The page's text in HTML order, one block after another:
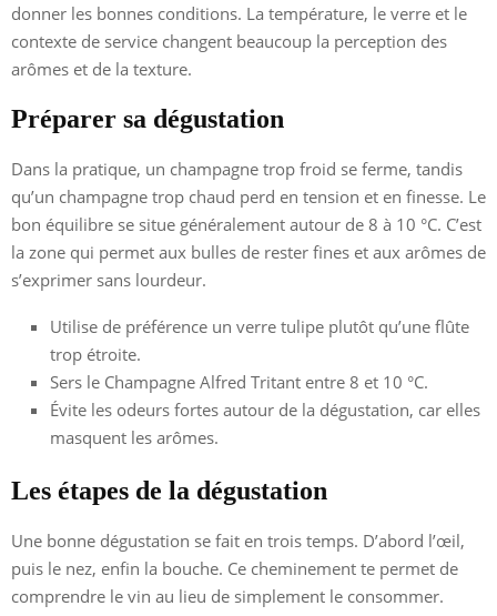
donner les bonnes conditions. La température, le verre et le
contexte de service changent beaucoup la perception des
arômes et de la texture.
Préparer sa dégustation
Dans la pratique, un champagne trop froid se ferme, tandis
qu’un champagne trop chaud perd en tension et en finesse. Le
bon équilibre se situe généralement autour de 8 à 10 °C. C’est
la zone qui permet aux bulles de rester fines et aux arômes de
s’exprimer sans lourdeur.
Utilise de préférence un verre tulipe plutôt qu’une flûte
trop étroite.
Sers le Champagne Alfred Tritant entre 8 et 10 °C.
Évite les odeurs fortes autour de la dégustation, car elles
masquent les arômes.
Les étapes de la dégustation
Une bonne dégustation se fait en trois temps. D’abord l’œil,
puis le nez, enfin la bouche. Ce cheminement te permet de
comprendre le vin au lieu de simplement le consommer.